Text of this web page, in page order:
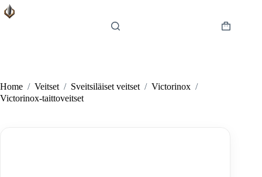
Skip
to
Shopping
Home / Veitset / Sveitsiläiset veitset / Victorinox /
Victorinox-taittoveitset